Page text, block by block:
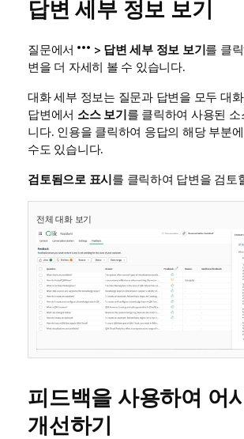
답변 세부 정보 보기
질문에서 > 답변 세부 정보 보기를 클
변을 더 자세히 볼 수 있습니다.
대화 세부 정보는 질문과 답변을 모두 대
답변에서 소스 보기를 클릭하여 사용된
니다. 인용을 클릭하여 응답의 해당 부분
수도 있습니다.
검토됨으로 표시를 클릭하여 답변을 검토
전체 대화 보기
피드백을 사용하여 어
개선하기